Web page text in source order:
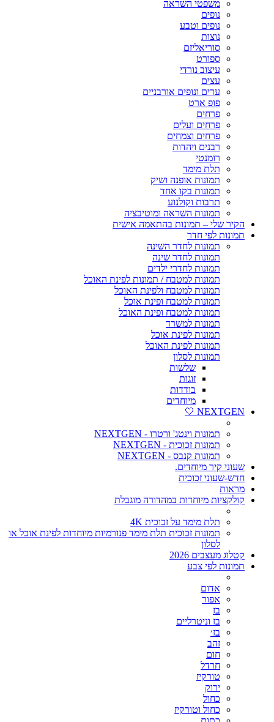
משפטי השראה
נופים
נופים וטבע
נוצות
סוריאליזם
ספורט
עיצוב נורדי
עצים
ערים ונופים אורבניים
פופ ארט
פרחים
פרחים ועלים
פרחים וצמחים
רבנים ויהדות
רומנטי
תלת מימד
תמונות אופנה ושיק
תמונות בקו אחד
תרבות וקולנוע
תמונות השראה ומוטיבציה
הקיר שלי – תמונות בהתאמה אישית
תמונות לפי חדר
תמונות לחדר השינה
תמונות לחדר שינה
תמונות לחדרי ילדים
תמונות למטבח / תמונות לפינת האוכל
תמונות למטבח ולפינת האוכל
תמונות למטבח ופינת אוכל
תמונות למטבח ופינת האוכל
תמונות למשרד
תמונות לפינת אוכל
תמונות לפינת האוכל
תמונות לסלון
שלשות
זוגות
בודדות
מיוחדים
NEXTGEN 🤍
תמונות וינטג' ורטרו - NEXTGEN
תמונות זכוכית - NEXTGEN
תמונות קנבס - NEXTGEN
שעוני קיר מיוחדים.
חדש-שעוני זכוכית
מראות
קולקציות מיוחדות במהדורה מוגבלת
תלת מימד על זכוכית 4K
תמונות זכוכית תלת מימד פנורמיות מיוחדות לפינת אוכל או
לסלון
קטלוג מעצבים 2026
תמונות לפי צבע
אדום
אפור
בז
בז וניטרליים
בז׳
זהב
חום
חרדל
טורקיז
ירוק
כחול
כחול וטורקיז